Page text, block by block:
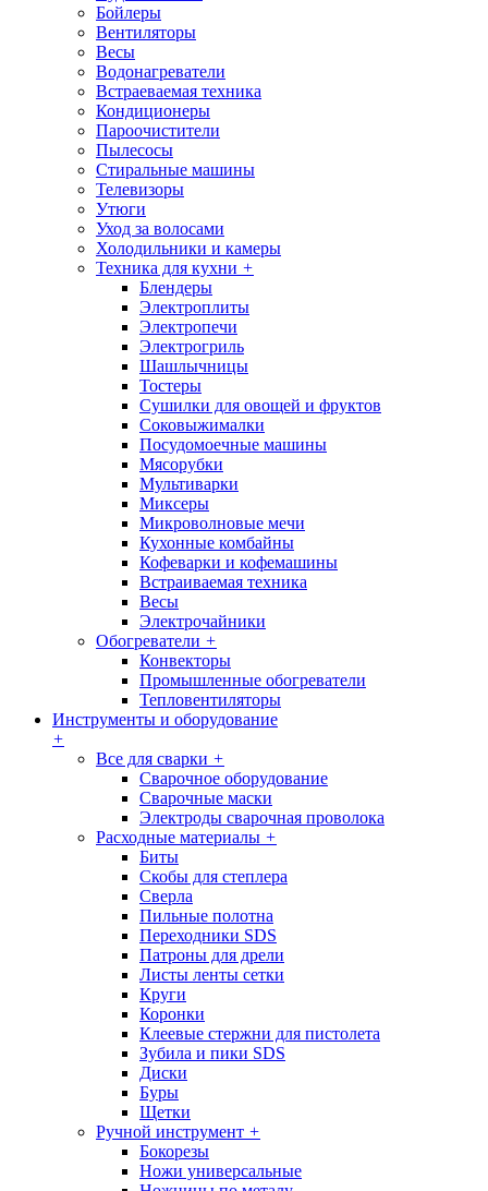
Бойлеры
Вентиляторы
Весы
Водонагреватели
Встраеваемая техника
Кондиционеры
Пароочистители
Пылесосы
Стиральные машины
Телевизоры
Утюги
Уход за волосами
Холодильники и камеры
Техника для кухни +
Блендеры
Электроплиты
Электропечи
Электрогриль
Шашлычницы
Тостеры
Сушилки для овощей и фруктов
Соковыжималки
Посудомоечные машины
Мясорубки
Мультиварки
Миксеры
Микроволновые мечи
Кухонные комбайны
Кофеварки и кофемашины
Встраиваемая техника
Весы
Электрочайники
Обогреватели +
Конвекторы
Промышленные обогреватели
Тепловентиляторы
Инструменты и оборудование
+
Все для сварки +
Сварочное оборудование
Сварочные маски
Электроды сварочная проволока
Расходные материалы +
Биты
Скобы для степлера
Сверла
Пильные полотна
Переходники SDS
Патроны для дрели
Листы ленты сетки
Круги
Коронки
Клеевые стержни для пистолета
Зубила и пики SDS
Диски
Буры
Щетки
Ручной инструмент +
Бокорезы
Ножи универсальные